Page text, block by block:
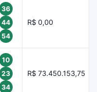
36
44
54
R$ 0,00
10
23
34
R$ 73.450.153,75